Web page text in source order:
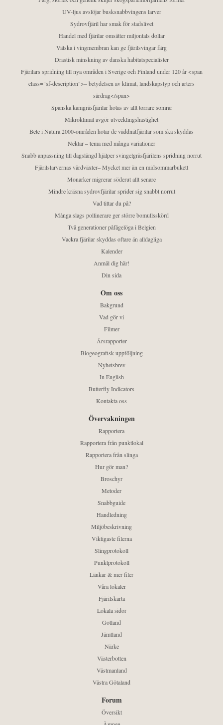
UV-ljus avslöjar busksnabbvingens larver
Sydrovfjäril har smak för stadslivet
Handel med fjärilar omsätter miljontals dollar
Vätska i vingmembran kan ge fjärilsvingar färg
Drastisk minskning av danska habitatspecialister
Fjärilars spridning till nya områden i Sverige och Finland under 120 år <span
class="sf-description">– betydelsen av klimat, landskapstyp och arters
särdrag</span>
Spanska kamgräsfjärilar hotas av allt torrare somrar
Mikroklimat avgör utvecklingshastighet
Bete i Natura 2000-områden hotar de väddnätfjärilar som ska skyddas
Nektar – tema med många variationer
Snabb anpassning till dagslängd hjälper svingelgräsfjärilens spridning norrut
Fjärilslarvernas värdväxter– Mycket mer än en midsommarbukett
Monarker migrerar söderut allt senare
Mindre kräsna sydrovfjärilar sprider sig snabbt norrut
Vad tittar du på?
Många slags pollinerare ger större bomullsskörd
Två generationer påfågelöga i Belgien
Vackra fjärilar skyddas oftare än alldagliga
Kalender
Anmäl dig här!
Din sida
Om oss
Bakgrund
Vad gör vi
Filmer
Årsrapporter
Biogeografisk uppföljning
Nyhetsbrev
In English
Butterfly Indicators
Kontakta oss
Övervakningen
Rapportera
Rapportera från punktlokal
Rapportera från slinga
Hur gör man?
Broschyr
Metoder
Snabbguide
Handledning
Miljöbeskrivning
Viktigaste filerna
Slingprotokoll
Punktprotokoll
Länkar & mer filer
Våra lokaler
Fjärilskarta
Lokala sidor
Gotland
Jämtland
Närke
Västerbotten
Västmanland
Västra Götaland
Forum
Översikt